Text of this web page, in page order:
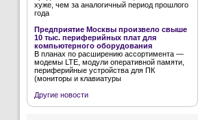
хуже, чем за аналогичный период прошлого
года
Предприятие Москвы произвело свыше
10 тыс. периферийных плат для
компьютерного оборудования
В планах по расширению ассортимента —
модемы LTE, модули оперативной памяти,
периферийные устройства для ПК
(мониторы и клавиатуры
Другие новости